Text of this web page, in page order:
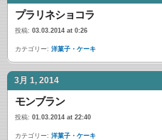
プラリネショコラ
投稿: 03.03.2014 at 0:26
カテゴリー: 洋菓子・ケーキ
3月 1, 2014
モンブラン
投稿: 01.03.2014 at 22:40
カテゴリー: 洋菓子・ケーキ